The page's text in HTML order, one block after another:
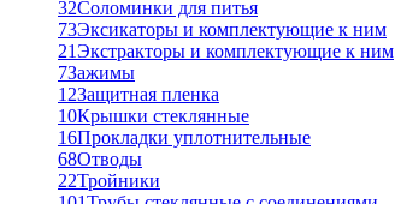
32Соломинки для питья
73Эксикаторы и комплектующие к ним
21Экстракторы и комплектующие к ним
7Зажимы
12Защитная пленка
10Крышки стеклянные
16Прокладки уплотнительные
68Отводы
22Тройники